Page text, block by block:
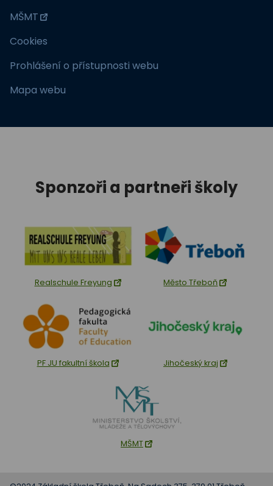
MŠMT
Cookies
Prohlášení o přístupnosti webu
Mapa webu
Sponzoři a partneři školy
Realschule Freyung Město Třeboň
PF JU fakultní škola Jihočeský kraj
MŠMT